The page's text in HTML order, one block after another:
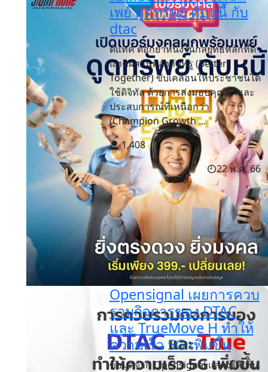
เพย์ ดูดทรัพย์ ดับหนี้ กับ
dtac
ดีแทค ตอกย้ำหนึ่งในกลยุทธ์หลักที่ดี
แทคผสานพลังกับทรู (Better
Together) ขับเคลื่อนให้ประชาชนได้
ใช้ดิจิทัล ด้วยการส่งมอบคุณค่าและ
ประสบการณ์ที่เหนือกว่า
(Champion Growth ...
1,408
22 พ.ค. 66
Opensignal เผยการควบ
รวมกิจการของ DTAC
และ TrueMove H ทำให้
ความเร็ว 5G เพิ่มขึ้น
ข้อมูลจาก Opensignal แสดงให้เห็น